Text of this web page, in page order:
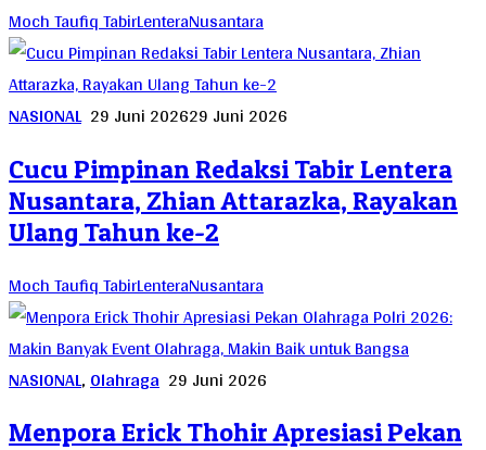
Moch Taufiq TabirLenteraNusantara
NASIONAL 29 Juni 202629 Juni 2026
Cucu Pimpinan Redaksi Tabir Lentera
Nusantara, Zhian Attarazka, Rayakan
Ulang Tahun ke-2
Moch Taufiq TabirLenteraNusantara
NASIONAL,Olahraga 29 Juni 2026
Menpora Erick Thohir Apresiasi Pekan